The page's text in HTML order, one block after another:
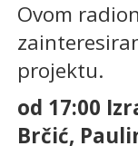
Ovom
projektu.
od 17:00
Brčić,